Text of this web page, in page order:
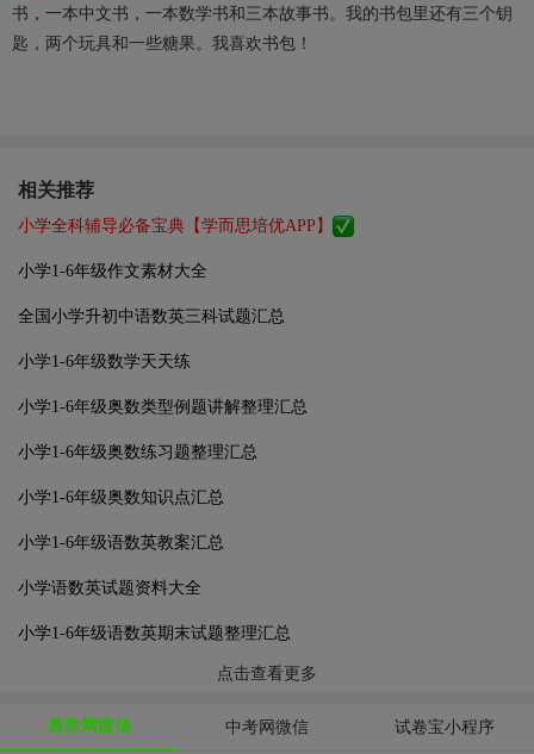
书，一本中文书，一本数学书和三本故事书。我的书包里还有三个钥
匙，两个玩具和一些糖果。我喜欢书包！
相关推荐
小学全科辅导必备宝典【学而思培优APP】
小学1-6年级作文素材大全
全国小学升初中语数英三科试题汇总
小学1-6年级数学天天练
小学1-6年级奥数类型例题讲解整理汇总
小学1-6年级奥数练习题整理汇总
小学1-6年级奥数知识点汇总
小学1-6年级语数英教案汇总
小学语数英试题资料大全
小学1-6年级语数英期末试题整理汇总
点击查看更多
奥数网微信 中考网微信 试卷宝小程序